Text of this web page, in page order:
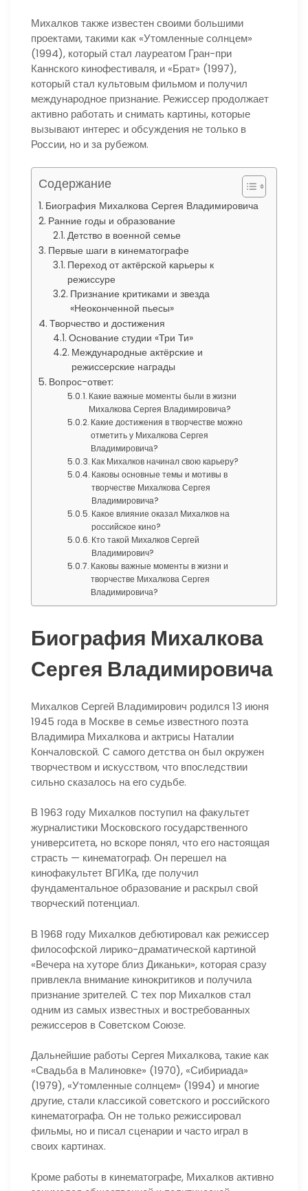
Михалков также известен своими большими
проектами, такими как «Утомленные солнцем»
(1994), который стал лауреатом Гран-при
Каннского кинофестиваля, и «Брат» (1997),
который стал культовым фильмом и получил
международное признание. Режиссер продолжает
активно работать и снимать картины, которые
вызывают интерес и обсуждения не только в
России, но и за рубежом.
Содержание
Биография Михалкова Сергея Владимировича
Ранние годы и образование
Детство в военной семье
Первые шаги в кинематографе
Переход от актёрской карьеры к
режиссуре
Признание критиками и звезда
«Неоконченной пьесы»
Творчество и достижения
Основание студии «Три Ти»
Международные актёрские и
режиссерские награды
Вопрос-ответ:
Какие важные моменты были в жизни
Михалкова Сергея Владимировича?
Какие достижения в творчестве можно
отметить у Михалкова Сергея
Владимировича?
Как Михалков начинал свою карьеру?
Каковы основные темы и мотивы в
творчестве Михалкова Сергея
Владимировича?
Какое влияние оказал Михалков на
российское кино?
Кто такой Михалков Сергей
Владимирович?
Каковы важные моменты в жизни и
творчестве Михалкова Сергея
Владимировича?
Биография Михалкова
Сергея Владимировича
Михалков Сергей Владимирович родился 13 июня
1945 года в Москве в семье известного поэта
Владимира Михалкова и актрисы Наталии
Кончаловской. С самого детства он был окружен
творчеством и искусством, что впоследствии
сильно сказалось на его судьбе.
В 1963 году Михалков поступил на факультет
журналистики Московского государственного
университета, но вскоре понял, что его настоящая
страсть — кинематограф. Он перешел на
кинофакультет ВГИКа, где получил
фундаментальное образование и раскрыл свой
творческий потенциал.
В 1968 году Михалков дебютировал как режиссер
философской лирико-драматической картиной
«Вечера на хуторе близ Диканьки», которая сразу
привлекла внимание кинокритиков и получила
признание зрителей. С тех пор Михалков стал
одним из самых известных и востребованных
режиссеров в Советском Союзе.
Дальнейшие работы Сергея Михалкова, такие как
«Свадьба в Малиновке» (1970), «Сибириада»
(1979), «Утомленные солнцем» (1994) и многие
другие, стали классикой советского и российского
кинематографа. Он не только режиссировал
фильмы, но и писал сценарии и часто играл в
своих картинах.
Кроме работы в кинематографе, Михалков активно